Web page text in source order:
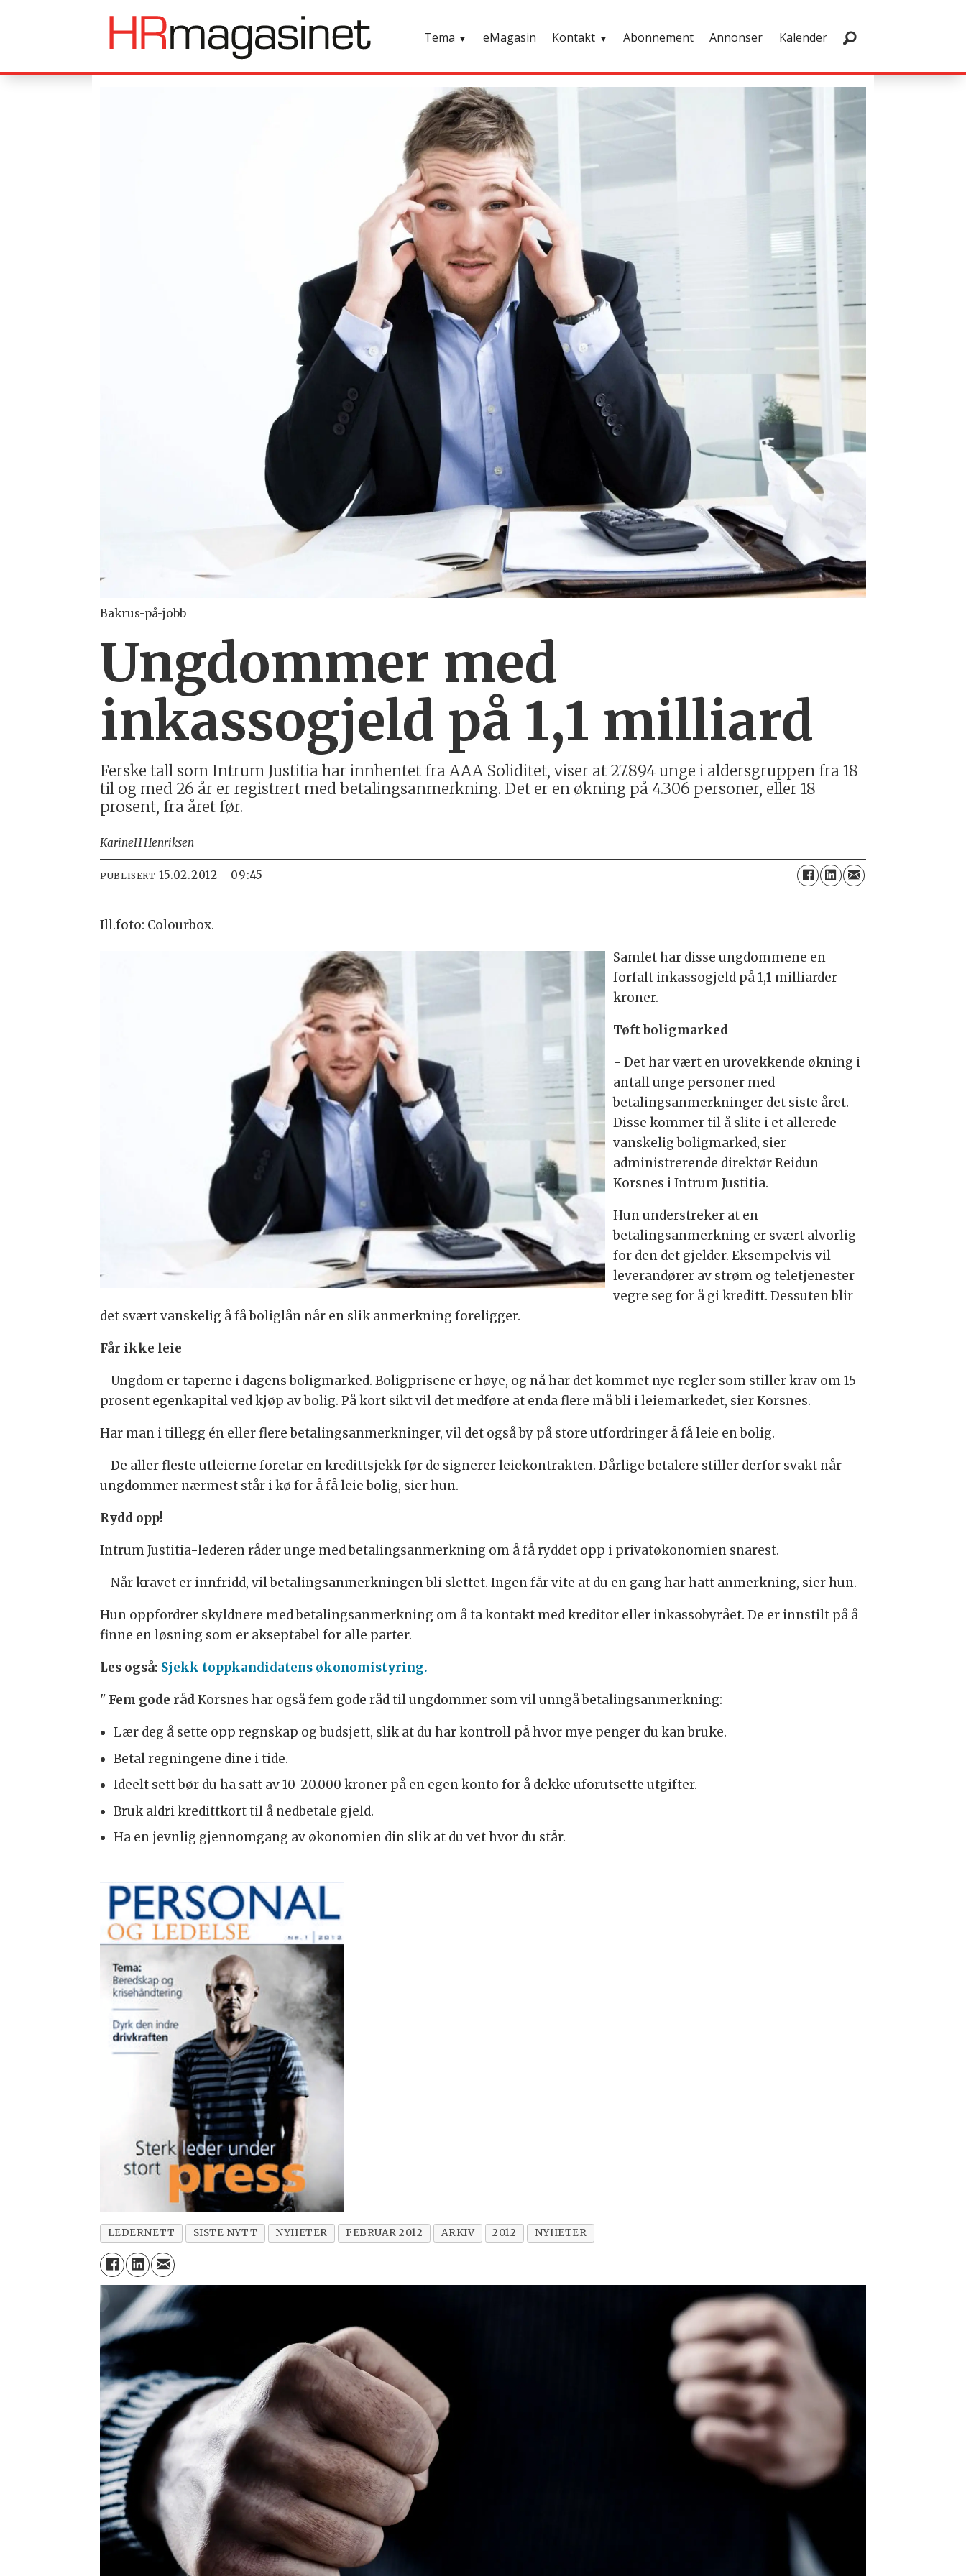
Tema eMagasin Kontakt Abonnement Annonser Kalender
Bakrus-på-jobb
Ungdommer med
inkassogjeld på 1,1 milliard
Ferske tall som Intrum Justitia har innhentet fra AAA Soliditet, viser at 27.894 unge i aldersgruppen fra 18
til og med 26 år er registrert med betalingsanmerkning. Det er en økning på 4.306 personer, eller 18
prosent, fra året før.
KarineH Henriksen
PUBLISERT 15.02.2012 - 09:45
Ill.foto: Colourbox.
Samlet har disse ungdommene en
forfalt inkassogjeld på 1,1 milliarder
kroner.
Tøft boligmarked
- Det har vært en urovekkende økning i
antall unge personer med
betalingsanmerkninger det siste året.
Disse kommer til å slite i et allerede
vanskelig boligmarked, sier
administrerende direktør Reidun
Korsnes i Intrum Justitia.
Hun understreker at en
betalingsanmerkning er svært alvorlig
for den det gjelder. Eksempelvis vil
leverandører av strøm og teletjenester
vegre seg for å gi kreditt. Dessuten blir
det svært vanskelig å få boliglån når en slik anmerkning foreligger.
Får ikke leie
- Ungdom er taperne i dagens boligmarked. Boligprisene er høye, og nå har det kommet nye regler som stiller krav om 15
prosent egenkapital ved kjøp av bolig. På kort sikt vil det medføre at enda flere må bli i leiemarkedet, sier Korsnes.
Har man i tillegg én eller flere betalingsanmerkninger, vil det også by på store utfordringer å få leie en bolig.
- De aller fleste utleierne foretar en kredittsjekk før de signerer leiekontrakten. Dårlige betalere stiller derfor svakt når
ungdommer nærmest står i kø for å få leie bolig, sier hun.
Rydd opp!
Intrum Justitia-lederen råder unge med betalingsanmerkning om å få ryddet opp i privatøkonomien snarest.
- Når kravet er innfridd, vil betalingsanmerkningen bli slettet. Ingen får vite at du en gang har hatt anmerkning, sier hun.
Hun oppfordrer skyldnere med betalingsanmerkning om å ta kontakt med kreditor eller inkassobyrået. De er innstilt på å
finne en løsning som er akseptabel for alle parter.
Les også: Sjekk toppkandidatens økonomistyring.
" Fem gode rådKorsnes har også fem gode råd til ungdommer som vil unngå betalingsanmerkning:
Lær deg å sette opp regnskap og budsjett, slik at du har kontroll på hvor mye penger du kan bruke.
Betal regningene dine i tide.
Ideelt sett bør du ha satt av 10-20.000 kroner på en egen konto for å dekke uforutsette utgifter.
Bruk aldri kredittkort til å nedbetale gjeld.
Ha en jevnlig gjennomgang av økonomien din slik at du vet hvor du står.
LEDERNETT SISTE NYTT NYHETER FEBRUAR 2012 ARKIV 2012 NYHETER